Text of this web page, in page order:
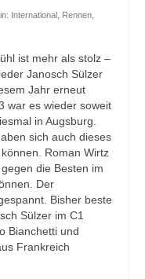
International Rennen
ist mehr als stolz –
Janosch Sülzer
Jahr erneut
war es wieder soweit
in Augsburg.
sich auch dieses
Roman Wirtz
die Besten im
Der
Bisher beste
Sülzer im C1
Bianchetti und
Frankreich